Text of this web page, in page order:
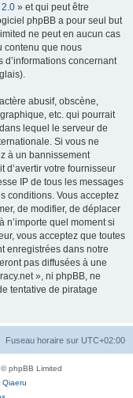
» et qui peut être
phpBB a pour seul but
ne peut en aucun cas
contenu que nous
d’informations concernant
abusif, obscène,
etc. qui pourrait
lequel le serveur de
Si vous ne
à un bannissement
d’avertir votre fournisseur
IP de tous les messages
conditions. Vous acceptez
de modifier, de déplacer
n’importe quel moment si
vous acceptez que toutes
enregistrées dans notre
pas diffusées à une
», ni phpBB, ne
tentative de piratage
Fuseau horaire sur UTC+02:00
phpBB Limited
Qiaeru